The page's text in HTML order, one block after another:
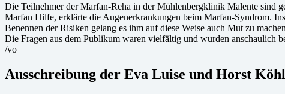
Die Teilnehmer der Marfan-Reha in der Mühlenbergklinik Malente sind
Marfan Hilfe, erklärte die Augenerkrankungen beim Marfan-Syndrom.
Benennen der Risiken gelang es ihm auf diese Weise auch Mut zu
Die Fragen aus dem Publikum waren vielfältig und wurden anschaulich
/vo
Ausschreibung der Eva Luise und Horst